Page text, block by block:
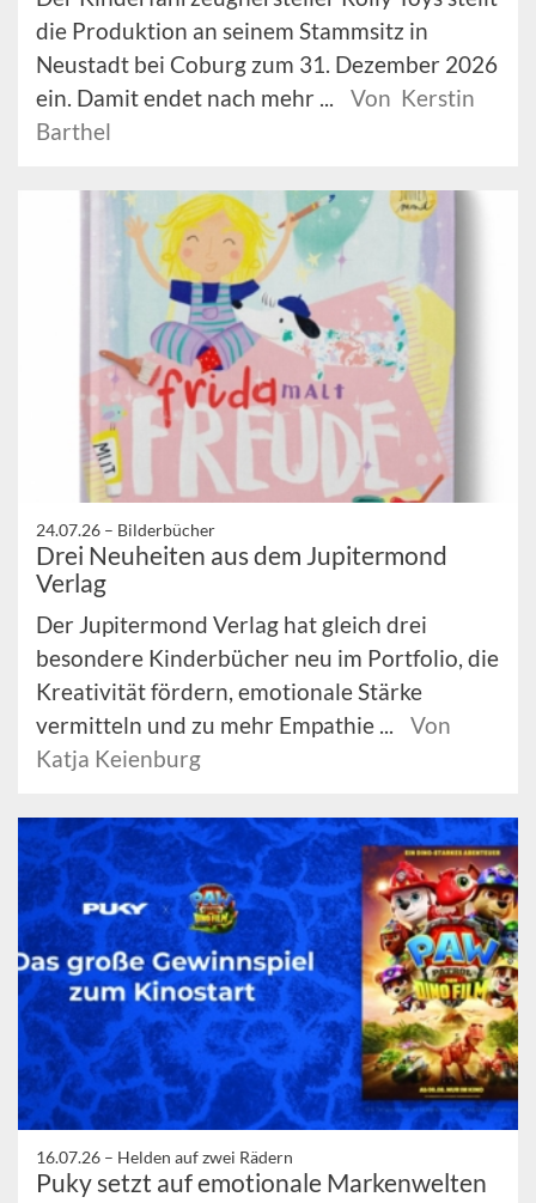
die Produktion an seinem Stammsitz in
Neustadt bei Coburg zum 31. Dezember 2026
ein. Damit endet nach mehr ...
Von Kerstin
Barthel
24.07.26 – Bilderbücher
Drei Neuheiten aus dem Jupitermond
Verlag
Der Jupitermond Verlag hat gleich drei
besondere Kinderbücher neu im Portfolio, die
Kreativität fördern, emotionale Stärke
vermitteln und zu mehr Empathie ...
Von
Katja Keienburg
16.07.26 – Helden auf zwei Rädern
Puky setzt auf emotionale Markenwelten